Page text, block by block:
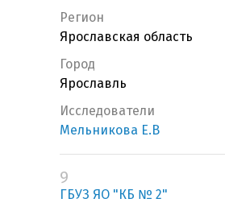
Регион
Ярославская область
Город
Ярославль
Исследователи
Мельникова Е.В
9
ГБУЗ ЯО "КБ № 2"